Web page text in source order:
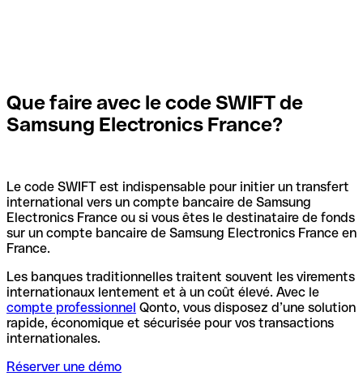
Que faire avec le code SWIFT de
Samsung Electronics France?
Le code SWIFT est indispensable pour initier un transfert
international vers un compte bancaire de Samsung
Electronics France ou si vous êtes le destinataire de fonds
sur un compte bancaire de Samsung Electronics France en
France.
Les banques traditionnelles traitent souvent les virements
internationaux lentement et à un coût élevé. Avec le
compte professionnel Qonto, vous disposez d’une solution
rapide, économique et sécurisée pour vos transactions
internationales.
Réserver une démo